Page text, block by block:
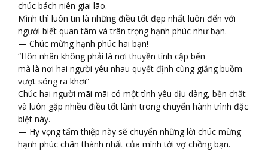
chúc bách niên giai lão.
Mình thì luôn tin là những điều tốt đẹp nhất luôn đến với
người biết quan tâm và trân trọng hạnh phúc như bạn.
— Chúc mừng hạnh phúc hai bạn!
“Hôn nhân không phải là nơi thuyền tình cập bến
mà là nơi hai người yêu nhau quyết định cùng giăng buồm
vượt sóng ra khơi”
Chúc hai người mãi mãi có một tình yêu dịu dàng, bền chặt
và luôn gặp nhiều điều tốt lành trong chuyến hành trình đặc
biệt này.
— Hy vọng tấm thiệp này sẽ chuyển những lời chúc mừng
hạnh phúc chân thành nhất của mình tới vợ chồng bạn.